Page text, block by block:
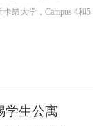
昂大学，Campus 4和5
学生公寓